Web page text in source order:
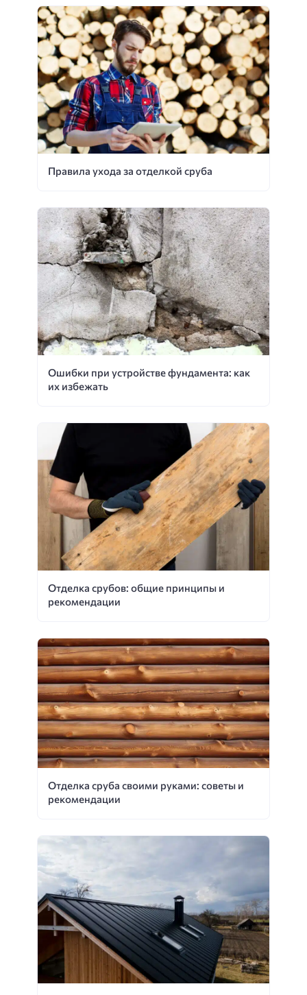
Правила ухода за отделкой сруба
Ошибки при устройстве фундамента: как
их избежать
Отделка срубов: общие принципы и
рекомендации
Отделка сруба своими руками: советы и
рекомендации